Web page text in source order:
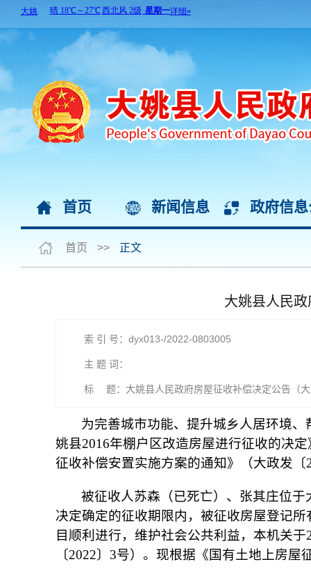
首页 新闻信息 政府信
首页 >> 正文
大姚县人民
索 引 号：dyx013-/2022-0803005
主 题 词：
标 题：大姚县人民政府房屋征收补偿决定公告（
为完善城市功能、提升城乡人居环境
姚县2016年棚户区改造房屋进行征收的决
征收补偿安置实施方案的通知》（大政发
被征收人苏森（已死亡）、张其庄位
决定确定的征收期限内，被征收房屋登记
目顺利进行，维护社会公共利益，本机关
〔2022〕3号）。现根据《国有土地上房